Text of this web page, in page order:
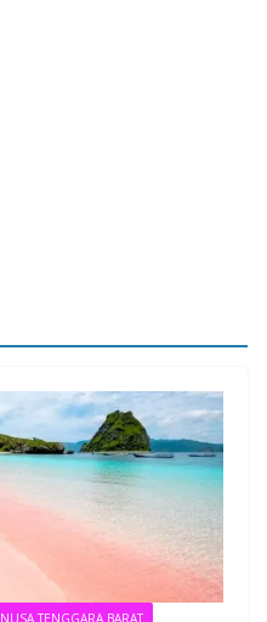
NUSA TENGGARA BARAT